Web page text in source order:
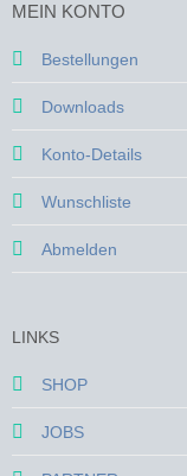
MEIN KONTO
Bestellungen
Downloads
Konto-Details
Wunschliste
Abmelden
LINKS
SHOP
JOBS